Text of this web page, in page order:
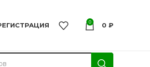
0 0 ₽